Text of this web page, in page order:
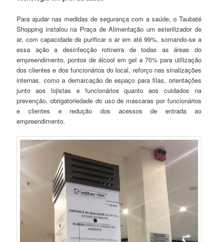
Para ajudar nas medidas de segurança com a saúde, o Taubaté
Shopping instalou na Praça de Alimentação um esterilizador de
ar, com capacidade de purificar o ar em até 99%, somando-se a
essa ação a desinfecção rotineira de todas as áreas do
empreendimento, pontos de álcool em gel a 70% para utilização
dos clientes e dos funcionários do local, reforço nas sinalizações
internas, como a demarcação de espaço para filas, orientações
junto aos lojistas e funcionários quanto aos cuidados na
prevenção, obrigatoriedade do uso de máscaras por funcionários
e clientes e redução dos acessos de entrada ao
empreendimento.